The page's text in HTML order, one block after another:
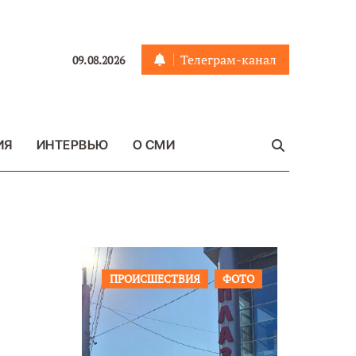
09.08.2026 Телеграм-канал
ИНТЕРВЬЮ О СМИ
ПРОИСШЕСТВИЯ ФОТО